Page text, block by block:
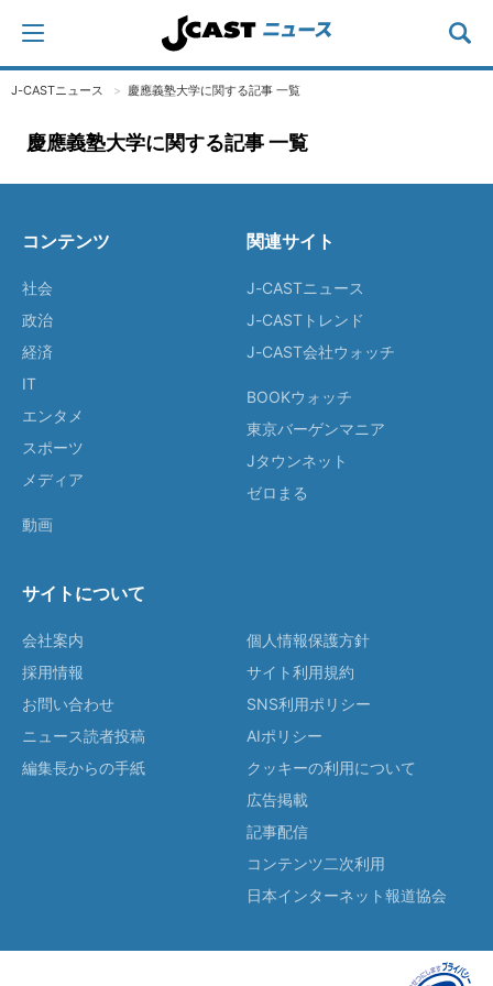
J-CASTニュース 慶應義塾大学に関する記事 一覧
慶應義塾大学に関する記事 一覧
コンテンツ
社会
政治
経済
IT
エンタメ
スポーツ
メディア
動画
関連サイト
J-CASTニュース
J-CASTトレンド
J-CAST会社ウォッチ
BOOKウォッチ
東京バーゲンマニア
Jタウンネット
ゼロまる
サイトについて
会社案内
採用情報
お問い合わせ
ニュース読者投稿
編集長からの手紙
個人情報保護方針
サイト利用規約
SNS利用ポリシー
AIポリシー
クッキーの利用について
広告掲載
記事配信
コンテンツ二次利用
日本インターネット報道協会